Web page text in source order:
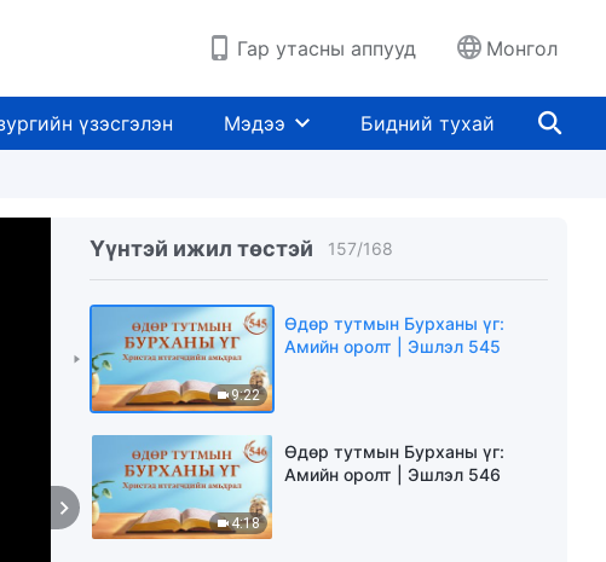
Гар утасны аппууд Монгол
үзэсгэлэн Мэдээ Бидний тухай
Үүнтэй ижил төстэй 157/168
8:27
Өдөр тутмын Бурханы үг:
9:22
Өдөр тутмын Бурханы үг:
Амийн оролт | Эшлэл 545
4:18
Өдөр тутмын Бурханы үг:
Амийн оролт | Эшлэл 546